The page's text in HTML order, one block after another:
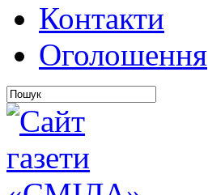
Контакти
Оголошення